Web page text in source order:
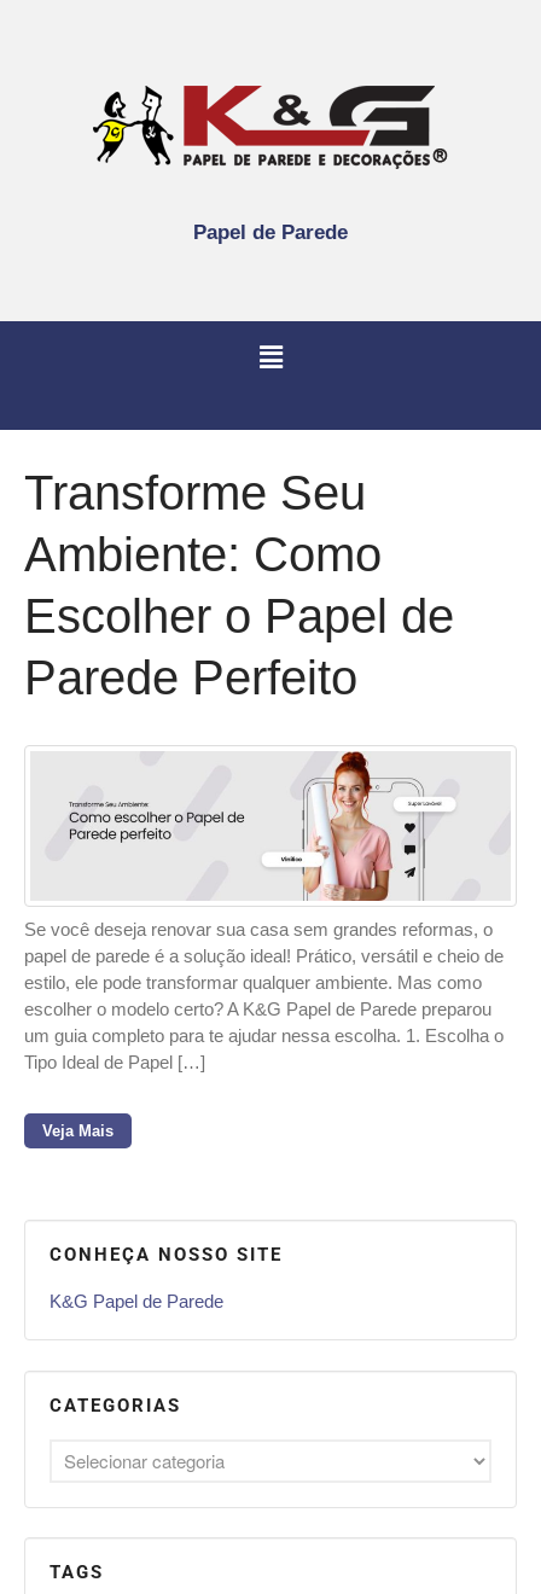
Papel de Parede
Transforme Seu
Ambiente: Como
Escolher o Papel de
Parede Perfeito
Se você deseja renovar sua casa sem grandes reformas, o
papel de parede é a solução ideal! Prático, versátil e cheio de
estilo, ele pode transformar qualquer ambiente. Mas como
escolher o modelo certo? A K&G Papel de Parede preparou
um guia completo para te ajudar nessa escolha. 1. Escolha o
Tipo Ideal de Papel […]
Veja Mais
CONHEÇA NOSSO SITE
K&G Papel de Parede
CATEGORIAS
TAGS